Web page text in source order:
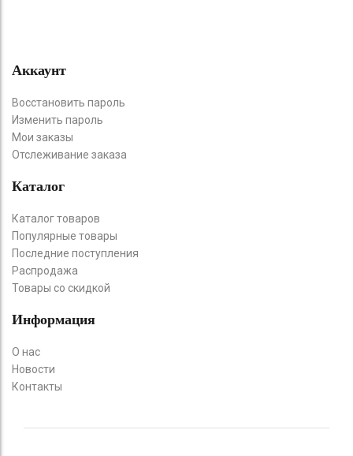
Аккаунт
Восстановить пароль
Изменить пароль
Мои заказы
Отслеживание заказа
Каталог
Каталог товаров
Популярные товары
Последние поступления
Распродажа
Товары со скидкой
Информация
О нас
Новости
Контакты